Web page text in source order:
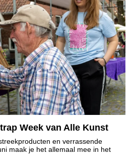
Week van Alle Kunst
en verrassende
maak je het allemaal mee in het